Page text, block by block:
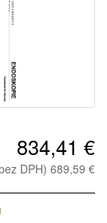
834,41 €
DPH) 689,59 €